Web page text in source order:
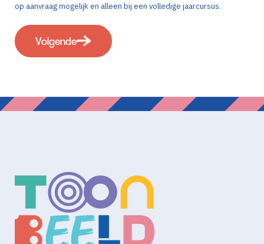
op aanvraag mogelijk en alleen bij een volledige jaarcursus.
Volgende